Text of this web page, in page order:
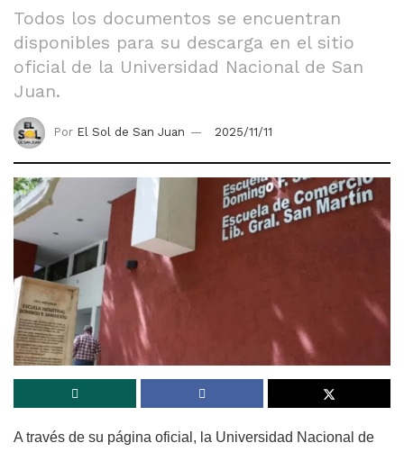
Todos los documentos se encuentran
disponibles para su descarga en el sitio
oficial de la Universidad Nacional de San
Juan.
Por El Sol de San Juan 2025/11/11
A través de su página oficial, la Universidad Nacional de